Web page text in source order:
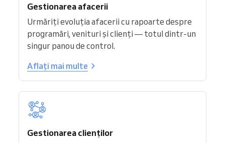
Gestionarea afacerii
Urmăriți evoluția afacerii cu rapoarte despre
programări, venituri și clienți — totul dintr-un
singur panou de control.
Aflați mai multe
Gestionarea clienților